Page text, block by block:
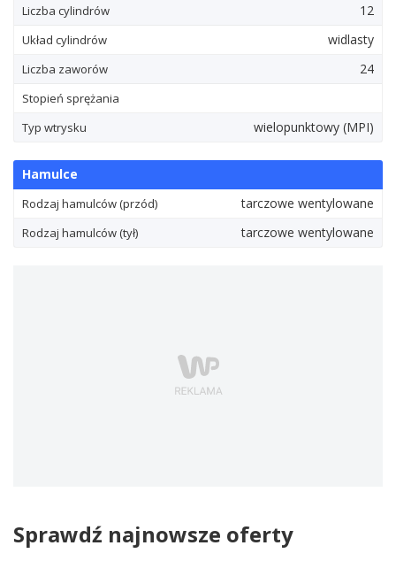
Liczba cylindrów 12
Układ cylindrów widlasty
Liczba zaworów 24
Stopień sprężania
Typ wtrysku
wielopunktowy (MPI)
Hamulce
Rodzaj hamulców (przód) tarczowe wentylowane
Rodzaj hamulców (tył) tarczowe wentylowane
Sprawdź najnowsze oferty